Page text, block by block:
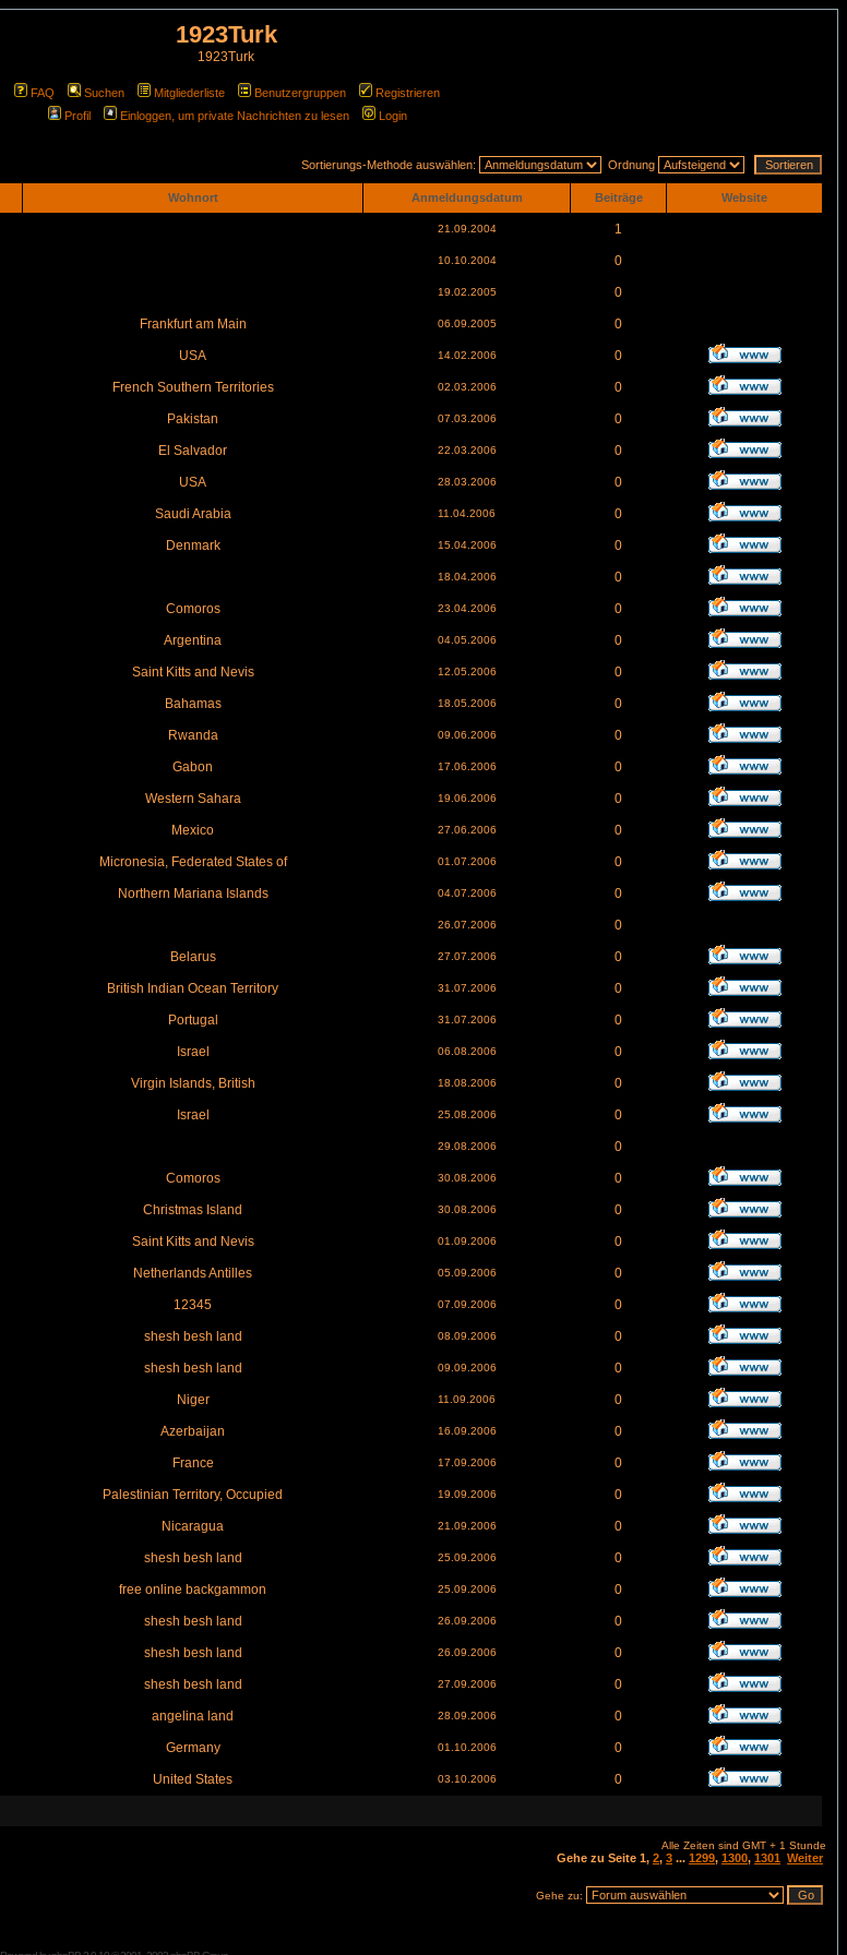
1923Turk
1923Turk
FAQ Suchen Mitgliederliste Benutzergruppen
Registrieren
Profil
Einloggen, um private Nachrichten zu lesen Login
Sortierungs-Methode auswählen: Ordnung
Wohnort Anmeldungsdatum Beiträge Website
21.09.2004 1
10.10.2004 0
19.02.2005 0
Frankfurt am Main 06.09.2005 0
USA 14.02.2006 0
French Southern Territories 02.03.2006 0
Pakistan 07.03.2006 0
El Salvador 22.03.2006 0
USA 28.03.2006 0
Saudi Arabia 11.04.2006 0
Denmark 15.04.2006 0
18.04.2006 0
Comoros 23.04.2006 0
Argentina 04.05.2006 0
Saint Kitts and Nevis 12.05.2006 0
Bahamas 18.05.2006 0
Rwanda 09.06.2006 0
Gabon 17.06.2006 0
Western Sahara 19.06.2006 0
Mexico 27.06.2006 0
Micronesia, Federated States of 01.07.2006 0
Northern Mariana Islands 04.07.2006 0
26.07.2006 0
Belarus 27.07.2006 0
British Indian Ocean Territory 31.07.2006 0
Portugal 31.07.2006 0
Israel 06.08.2006 0
Virgin Islands, British 18.08.2006 0
Israel 25.08.2006 0
29.08.2006 0
Comoros 30.08.2006 0
Christmas Island 30.08.2006 0
Saint Kitts and Nevis 01.09.2006 0
Netherlands Antilles 05.09.2006 0
12345 07.09.2006 0
shesh besh land 08.09.2006 0
shesh besh land 09.09.2006 0
Niger 11.09.2006 0
Azerbaijan 16.09.2006 0
France 17.09.2006 0
Palestinian Territory, Occupied 19.09.2006 0
Nicaragua 21.09.2006 0
shesh besh land 25.09.2006 0
free online backgammon 25.09.2006 0
shesh besh land 26.09.2006 0
shesh besh land 26.09.2006 0
shesh besh land 27.09.2006 0
angelina land 28.09.2006 0
Germany 01.10.2006 0
United States 03.10.2006 0
Alle Zeiten sind GMT + 1 Stunde
Gehe zu Seite 1, 2, 3 ... 1299, 1300, 1301 Weiter
Gehe zu: